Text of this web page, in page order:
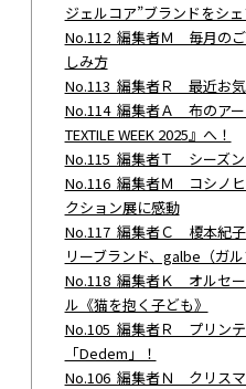
ジェルコア”ブランドをシ
No.112 編集者Ｍ 毎月の
しみ方
No.113 編集者Ｒ 最近お
No.114 編集者Ａ 布のアー
TEXTILE WEEK 2025』へ！
No.115 編集者Ｔ シーズン
No.116 編集者Ｍ コシノ
クション展に感動
No.117 編集者Ｃ 榎本紀
リーブランド、galbe（ガル
No.118 編集者Ｋ オルセ
ル《猫を抱く子ども》
No.105 編集者Ｒ プリン
「Dedem」！
No.106 編集者Ｎ クリス